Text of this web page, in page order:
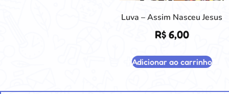
Luva – Assim Nasceu Jesus
R$6,00
Adicionar ao carrinho